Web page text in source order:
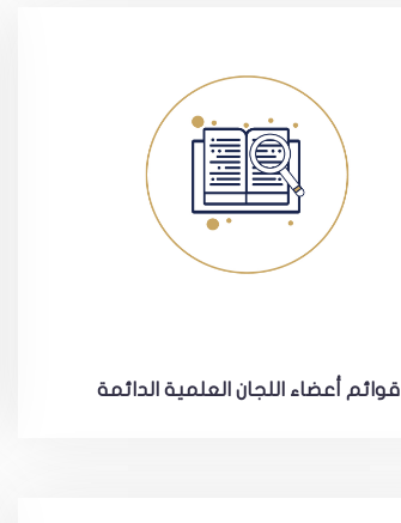
قوائم أعضاء اللجان العلمية الدائمة